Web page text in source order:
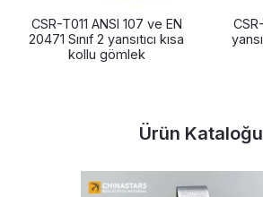
CSR-T011 ANSI 107 ve EN
20471 Sınıf 2 yansıtıcı kısa
kollu gömlek
Ürün Kataloğu